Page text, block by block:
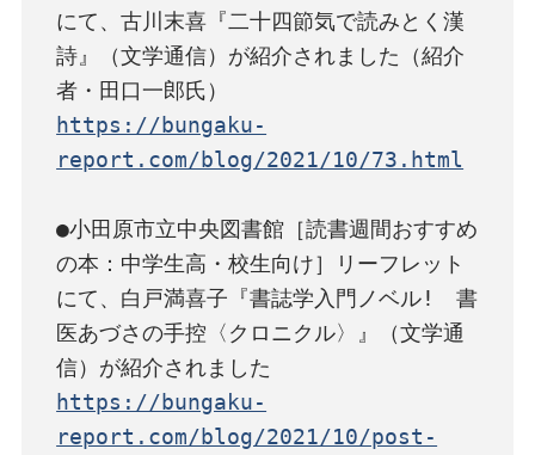
にて、古川末喜『二十四節気で読みとく漢
詩』（文学通信）が紹介されました（紹介
https://bungaku-
report.com/blog/2021/10/73.html
●小田原市立中央図書館［読書週間おすすめ
の本：中学生高・校生向け］リーフレット
にて、白戸満喜子『書誌学入門ノベル!　書
医あづさの手控〈クロニクル〉』（文学通
https://bungaku-
report.com/blog/2021/10/post-